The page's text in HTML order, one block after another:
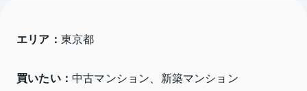
エリア： 東京都
買いたい： 中古マンション、新築マンション